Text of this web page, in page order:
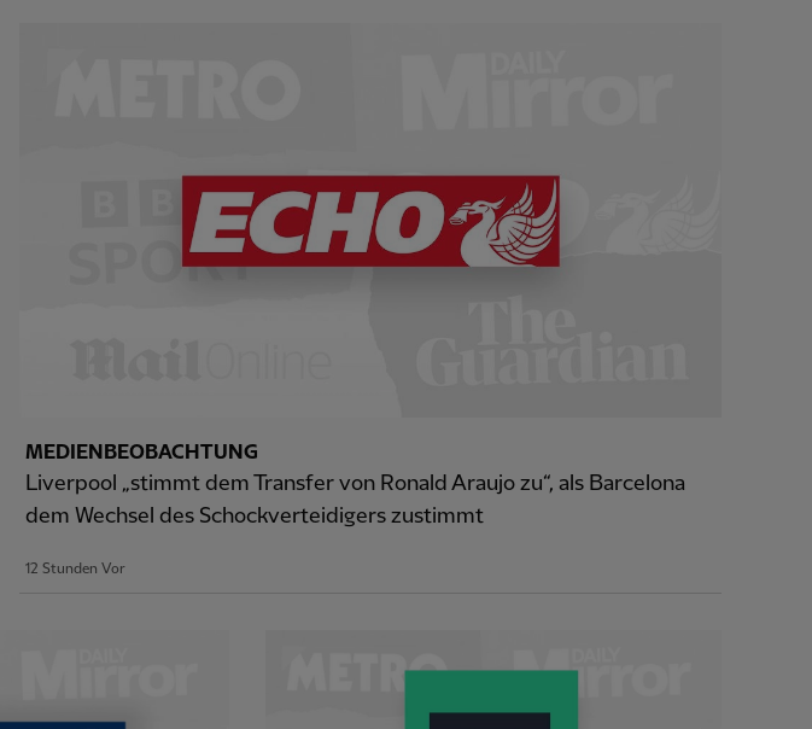
MEDIENBEOBACHTUNG
Liverpool „stimmt dem Transfer von Ronald Araujo zu“, als Barcelona
dem Wechsel des Schockverteidigers zustimmt
12 Stunden Vor